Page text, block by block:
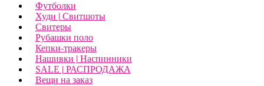
Футболки
Худи | Свитшоты
Свитеры
Рубашки поло
Кепки-тракеры
Нашивки | Наспинники
SALE | РАСПРОДАЖА
Вещи на заказ